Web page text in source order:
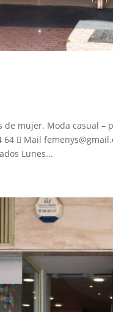
de mujer. Moda casual
 Mail
Lunes...